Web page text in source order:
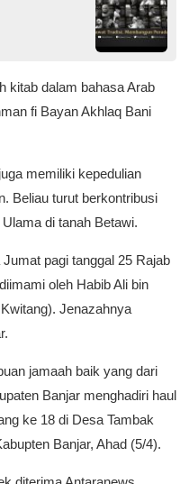
kitab dalam bahasa Arab
fi Bayan Akhlaq Bani
memiliki kepedulian
Beliau turut berkontribusi
di tanah Betawi.
pagi tanggal 25 Rajab
oleh Habib Ali bin
Jenazahnya
jamaah baik yang dari
Banjar menghadiri haul
ke 18 di Desa Tambak
Banjar, Ahad (5/4).